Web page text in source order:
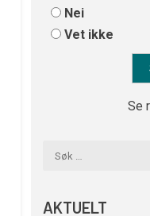
Nei
Vet ikke
Se
AKTUELT